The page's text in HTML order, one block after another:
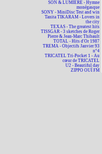
SON & LUMIÈRE - Hymne
monégasque
SONY - MiniDisc Test and win
Tanita TIKARAM - Lovers in
the city
TEXAS - The greatest hits
TISSGAR - 3 sketches de Roger
Pierre & Jean-Marc Thibault
TOTAL - Hits d'Or 1987
TREMA - Objectifs Janvier 93
n°4
TRICATEL Tri-Pocket 1 - Au
cœur de TRICATEL
U2 - Beautiful day
ZIPPO OUÏ FM